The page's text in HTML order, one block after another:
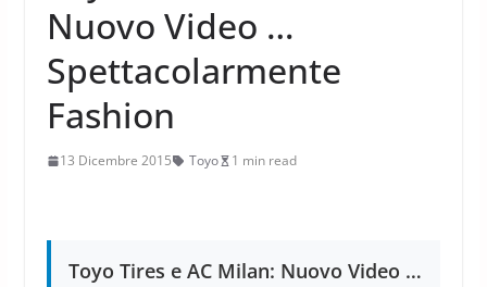
Nuovo Video …
Spettacolarmente
Fashion
13 Dicembre 2015 Toyo 1 min read
Toyo Tires e AC Milan: Nuovo Video …